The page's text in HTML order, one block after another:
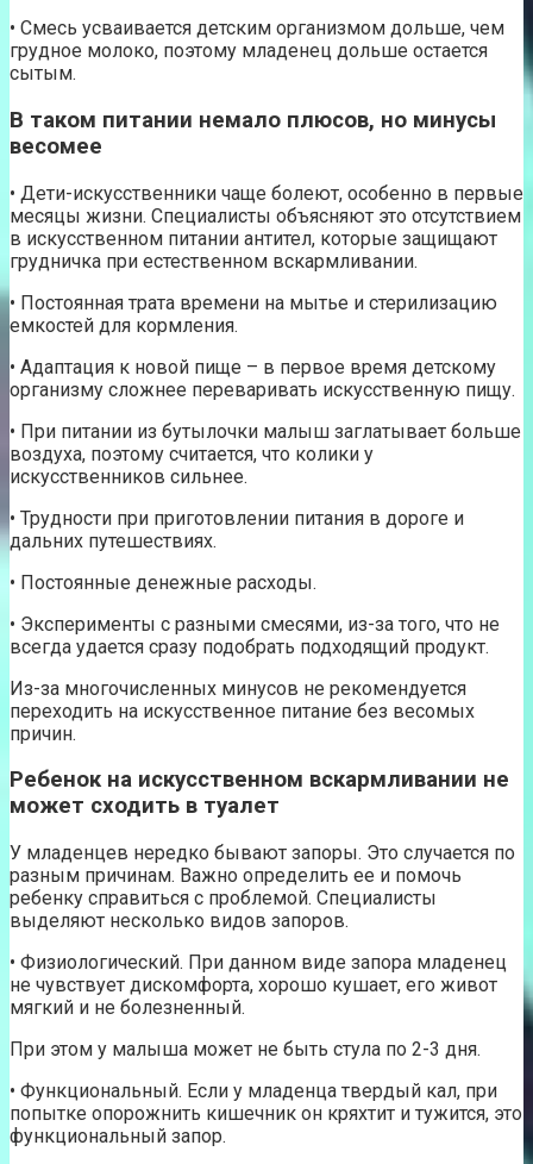
• Смесь усваивается детским организмом дольше, чем
грудное молоко, поэтому младенец дольше остается
сытым.
В таком питании немало плюсов, но минусы
весомее
• Дети-искусственники чаще болеют, особенно в первые
месяцы жизни. Специалисты объясняют это отсутствием
в искусственном питании антител, которые защищают
грудничка при естественном вскармливании.
• Постоянная трата времени на мытье и стерилизацию
емкостей для кормления.
• Адаптация к новой пище – в первое время детскому
организму сложнее переваривать искусственную пищу.
• При питании из бутылочки малыш заглатывает больше
воздуха, поэтому считается, что колики у
искусственников сильнее.
• Трудности при приготовлении питания в дороге и
дальних путешествиях.
• Постоянные денежные расходы.
• Эксперименты с разными смесями, из-за того, что не
всегда удается сразу подобрать подходящий продукт.
Из-за многочисленных минусов не рекомендуется
переходить на искусственное питание без весомых
причин.
Ребенок на искусственном вскармливании не
может сходить в туалет
У младенцев нередко бывают запоры. Это случается по
разным причинам. Важно определить ее и помочь
ребенку справиться с проблемой. Специалисты
выделяют несколько видов запоров.
• Физиологический. При данном виде запора младенец
не чувствует дискомфорта, хорошо кушает, его живот
мягкий и не болезненный.
При этом у малыша может не быть стула по 2-3 дня.
• Функциональный. Если у младенца твердый кал, при
попытке опорожнить кишечник он кряхтит и тужится, это
функциональный запор.